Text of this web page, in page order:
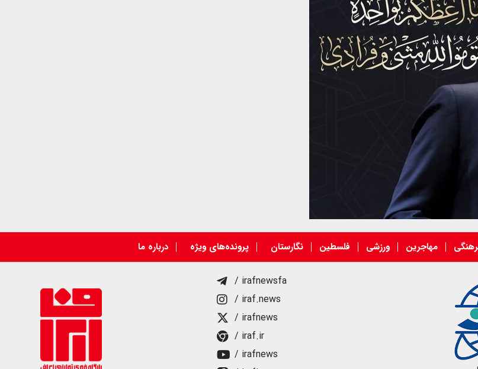
مهاجرین ورزشی فلسطین نگارستان پرونده‌های ویژه درباره ما
/ irafnewsfa
/ iraf.news
/ irafnews
/ iraf.ir
/ irafnews